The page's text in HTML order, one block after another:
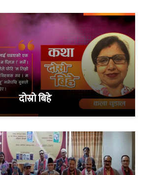
दोस्रो बिहे